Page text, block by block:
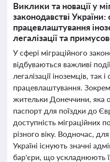
Виклики та новації у
законодавстві
працевлаштування
легалізації та
У сфері міграційного
відбуваються важливі
легалізації іноземців,
працевлаштування.
жительки Донеччини, яка
паспорт для поїздки до
доступність міграційних
різного віку. Водночас,
Україні існують значні
бар'єри, що ускладнюють